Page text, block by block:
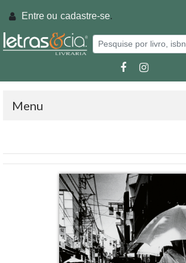
Entre ou cadastre-se.
Menu